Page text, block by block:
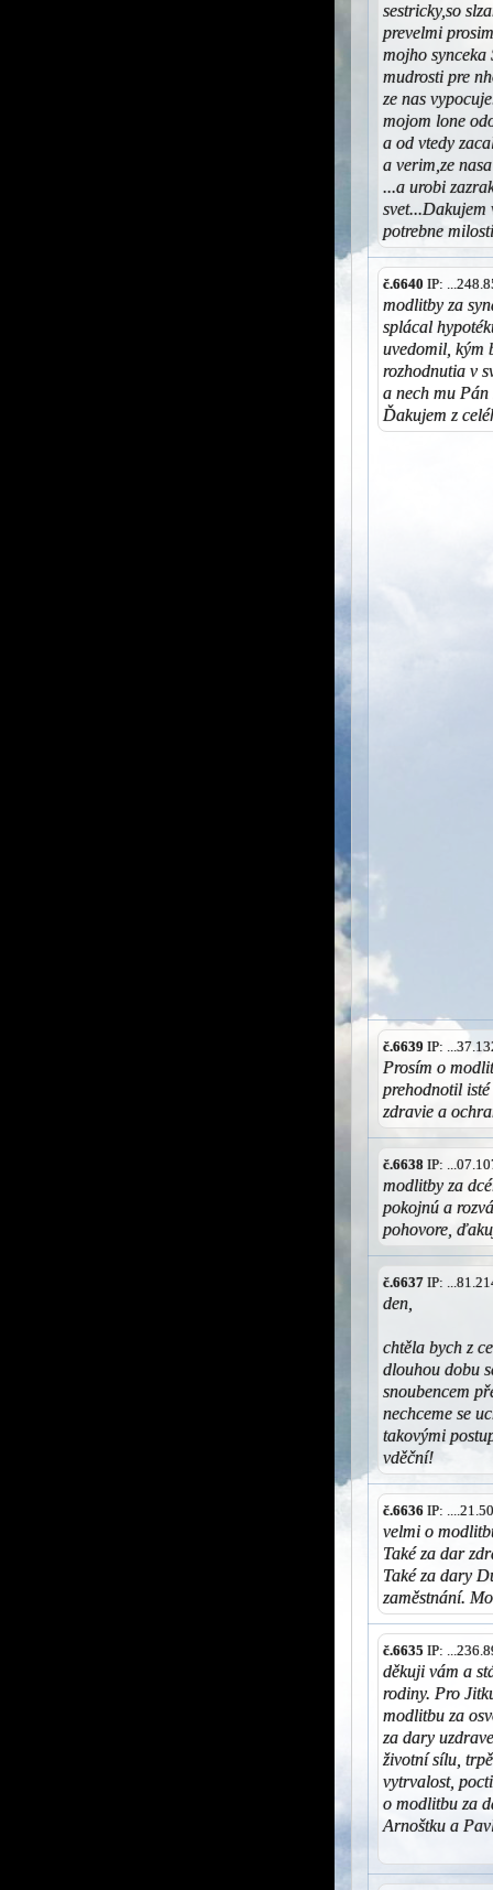
sestricky,so
prevelmi
mojho
mudrosti pre
ze nas
mojom lone
a od vtedy
a verim,ze
...a urobi
svet...Dakujem
potrebne
č.6640 IP:
modlitby za
splácal
uvedomil, kým
rozhodnutia v
a nech mu
Ďakujem z
č.6639 IP:
Prosím o
prehodnotil
zdravie a
č.6638 IP:
modlitby za
pokojnú a
pohovore,
č.6637 IP:
den,
chtěla bych z
dlouhou dobu
snoubencem
nechceme se
takovými
vděční!
č.6636 IP:
velmi o
Také za dar
Také za dary
zaměstnání.
č.6635 IP:
děkuji vám a
rodiny. Pro
modlitbu za
za dary
životní sílu,
vytrvalost,
o modlitbu za
Arnoštku a